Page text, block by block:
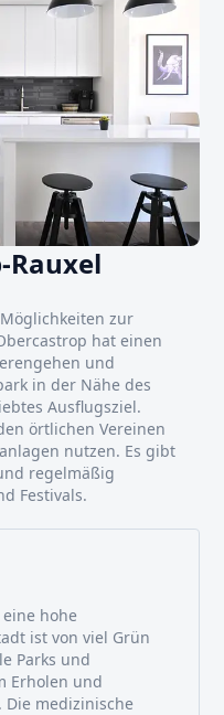
Rauxel
zur
hat einen
und
in der Nähe des
Ausflugsziel.
örtlichen Vereinen
nutzen. Es gibt
regelmäßig
Festivals.
hohe
ist von viel Grün
Parks und
Erholen und
medizinische